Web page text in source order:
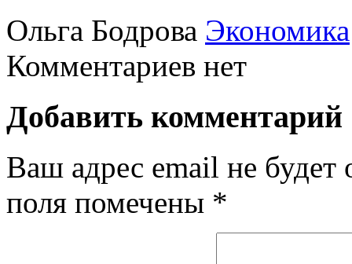
Ольга Бодрова Экономика
Комментариев нет
Добавить комментарий
Ваш адрес email не будет
поля помечены *